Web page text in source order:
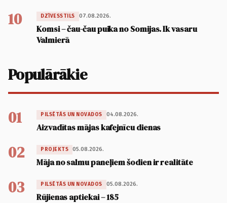
10 DZĪVESSTILS 07.08.2026.
Komsi – čau-čau puika no Somijas. Ik vasaru
Valmierā
Populārākie
01 PILSĒTĀS UN NOVADOS 04.08.2026.
Aizvadītas mājas kafejnīcu dienas
02 PROJEKTS 05.08.2026.
Māja no salmu paneļiem šodien ir realitāte
03 PILSĒTĀS UN NOVADOS 05.08.2026.
Rūjienas aptiekai – 185